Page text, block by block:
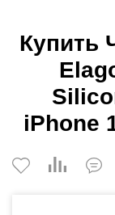
Купить
iPhone